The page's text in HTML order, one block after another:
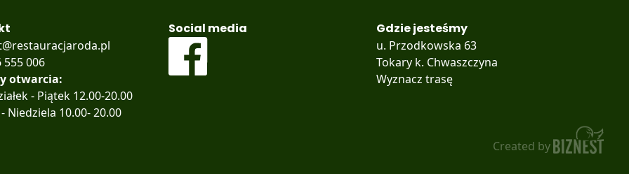
555 006
otwarcia:
- Piątek 12.00-20.00
Niedziela 10.00- 20.00
Social media Gdzie jesteśmy
u. Przodkowska 63
Tokary k. Chwaszczyna
Wyznacz trasę
Created by